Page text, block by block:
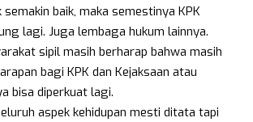
semakin baik, maka semestinya KPK
lagi. Juga lembaga hukum lainnya.
sipil masih berharap bahwa masih
bagi KPK dan Kejaksaan atau
bisa diperkuat lagi.
aspek kehidupan mesti ditata tapi